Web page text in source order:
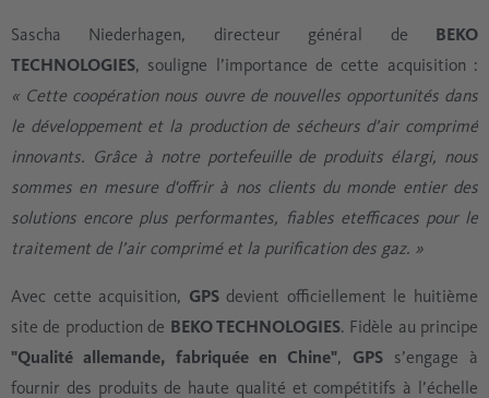
Sascha Niederhagen, directeur général de BEKO
TECHNOLOGIES, souligne l’importance de cette acquisition :
« Cette coopération nous ouvre de nouvelles opportunités dans
le développement et la production de sécheurs d’air comprimé
innovants. Grâce à notre portefeuille de produits élargi, nous
sommes en mesure d'offrir à nos clients du monde entier des
solutions encore plus performantes, fiables etefficaces pour le
traitement de l’air comprimé et la purification des gaz. »
Avec cette acquisition, GPSdevient officiellement le huitième
site de production de BEKO TECHNOLOGIES. Fidèle au principe
"Qualité allemande, fabriquée en Chine", GPS s’engage à
fournir des produits de haute qualité et compétitifs à l’échelle